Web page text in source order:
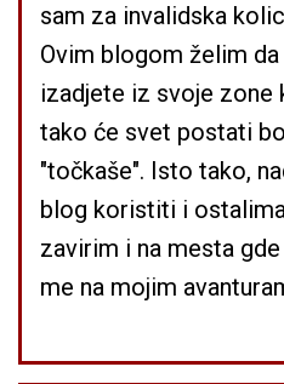
sam za invalidska
Ovim blogom želim
izadjete iz svoje zone
tako će svet postati
"točkaše". Isto tako,
blog koristiti i
zavirim i na mesta
me na mojim